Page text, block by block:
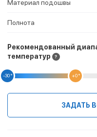
Материал подошвы
Полнота
Рекомендованный
температур
-30 ° +0 °
ЗАДАТЬ